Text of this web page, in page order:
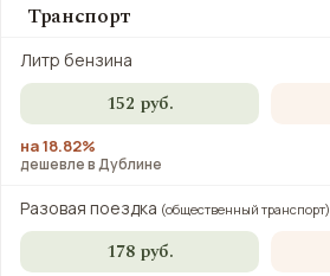
Транспорт
Литр бензина
152 руб.
на 18.82%
дешевле в Дублине
Разовая поездка (общественный транспорт)
178 руб.